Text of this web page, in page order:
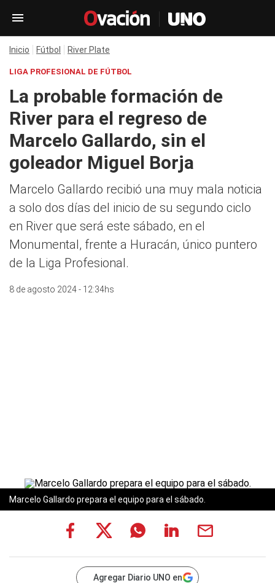
Inicio Fútbol River Plate
LIGA PROFESIONAL DE FÚTBOL
La probable formación de
River para el regreso de
Marcelo Gallardo, sin el
goleador Miguel Borja
Marcelo Gallardo recibió una muy mala noticia
a solo dos días del inicio de su segundo ciclo
en River que será este sábado, en el
Monumental, frente a Huracán, único puntero
de la Liga Profesional.
8 de agosto 2024 - 12:34hs
Marcelo Gallardo prepara el equipo para el sábado.
Agregar Diario UNO en